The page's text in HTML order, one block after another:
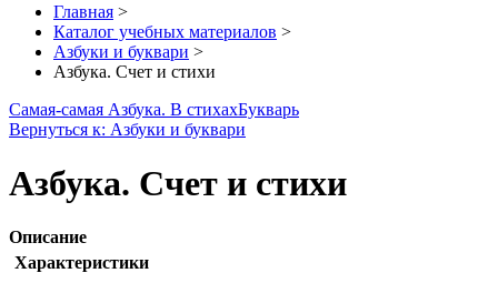
Главная >
Каталог учебных материалов >
Азбуки и буквари >
Азбука. Счет и стихи
Самая-самая Азбука. В стихахБукварь
Вернуться к: Азбуки и буквари
Азбука. Счет и стихи
Описание
Характеристики